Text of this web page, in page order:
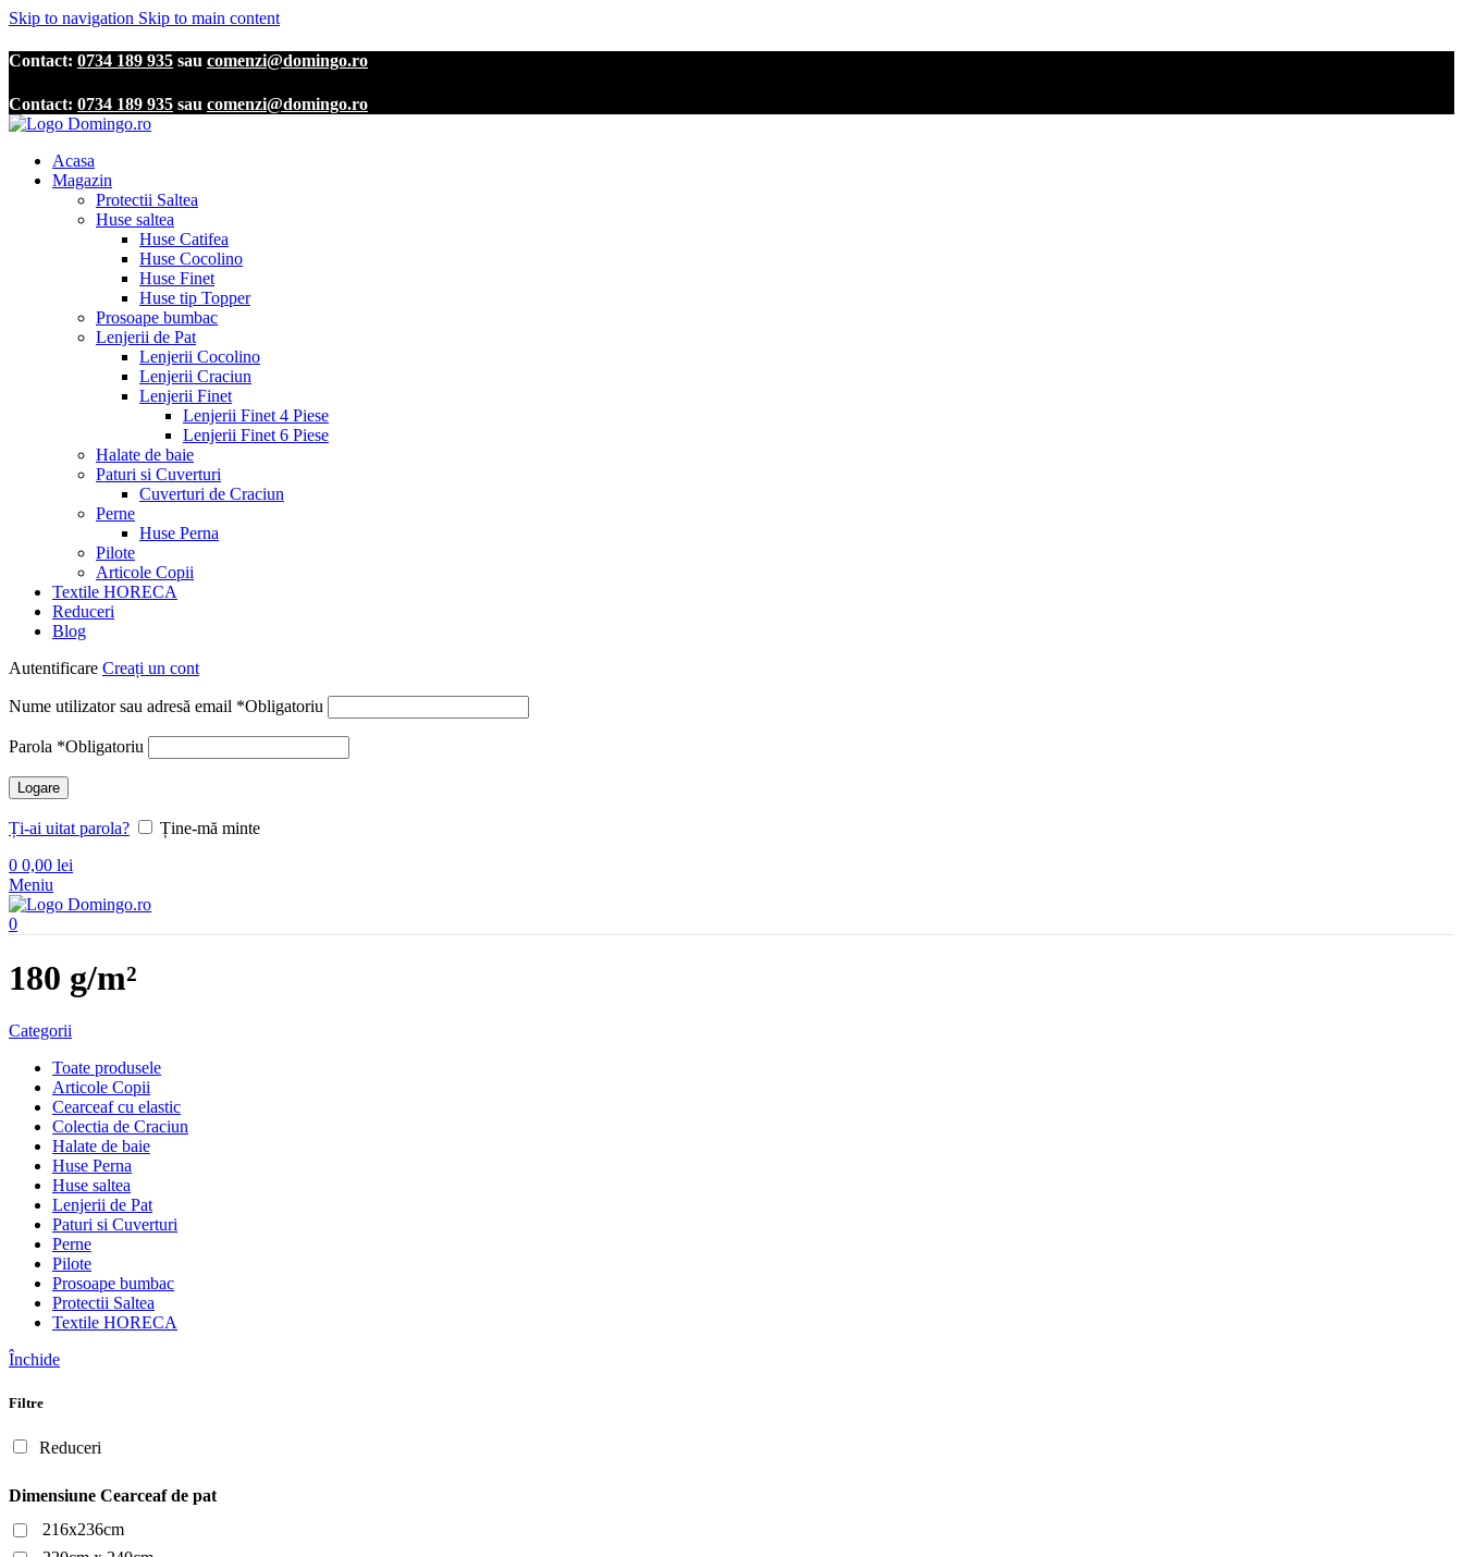
Skip to navigation Skip to main content
Contact: 0734 189 935 sau comenzi@domingo.ro
Contact: 0734 189 935 sau comenzi@domingo.ro
Acasa
Magazin
Protectii Saltea
Huse saltea
Huse Catifea
Huse Cocolino
Huse Finet
Huse tip Topper
Prosoape bumbac
Lenjerii de Pat
Lenjerii Cocolino
Lenjerii Craciun
Lenjerii Finet
Lenjerii Finet 4 Piese
Lenjerii Finet 6 Piese
Halate de baie
Paturi si Cuverturi
Cuverturi de Craciun
Perne
Huse Perna
Pilote
Articole Copii
Textile HORECA
Reduceri
Blog
Autentificare Creați un cont
Nume utilizator sau adresă email *Obligatoriu
Parola *Obligatoriu
Logare
Ți-ai uitat parola?
Ține-mă minte
0 0,00 lei
Meniu
0
180 g/m²
Categorii
Toate produsele
Articole Copii
Cearceaf cu elastic
Colectia de Craciun
Halate de baie
Huse Perna
Huse saltea
Lenjerii de Pat
Paturi si Cuverturi
Perne
Pilote
Prosoape bumbac
Protectii Saltea
Textile HORECA
Închide
Filtre
Reduceri
Dimensiune Cearceaf de pat
216x236cm